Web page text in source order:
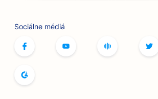
SEO pre služby botoxu a výplňových
SEO pre butiky
Sociálne médiá